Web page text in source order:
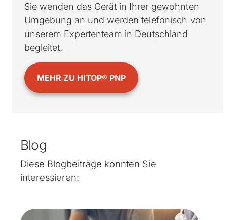
Sie wenden das Gerät in Ihrer gewohnten
Umgebung an und werden telefonisch von
unserem Expertenteam in Deutschland
begleitet.
MEHR ZU HITOP® PNP
Blog
Diese Blogbeiträge könnten Sie
interessieren: